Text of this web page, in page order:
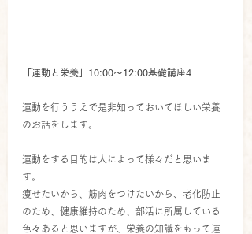
「運動と栄養」10:00～12:00基礎講座4
運動を行ううえで是非知っておいてほしい栄養
のお話をします。
運動をする目的は人によって様々だと思いま
す。
痩せたいから、筋肉をつけたいから、老化防止
のため、健康維持のため、部活に所属している
色々あると思いますが、栄養の知識をもって運